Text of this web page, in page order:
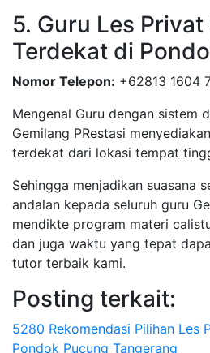
5. Guru Les
Terdekat di
Nomor Telepon: +62813 1604
Mengenal Guru dengan sistem
Gemilang PRestasi
terdekat dari lokasi tempat
Sehingga menjadikan suasana
andalan kepada seluruh guru
mendikte program materi
dan juga waktu yang tepat
tutor terbaik kami.
Posting terkait:
5280 Rekomendasi Pilihan Les
Pondok Pucung Tangerang